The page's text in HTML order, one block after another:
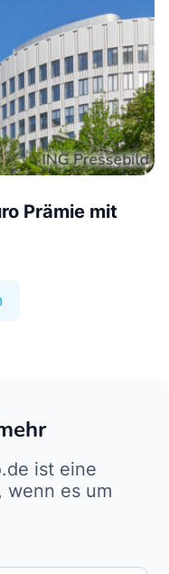
Prämie mit
ist eine
wenn es um